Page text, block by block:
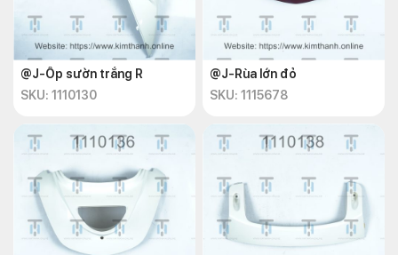
@J-Ốp sườn trắng R
SKU: 1110130
@J-Rùa lớn đỏ
SKU: 1115678